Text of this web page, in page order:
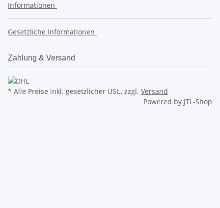
Informationen
Gesetzliche Informationen
Zahlung & Versand
* Alle Preise inkl. gesetzlicher USt., zzgl. Versand
Powered by JTL-Shop